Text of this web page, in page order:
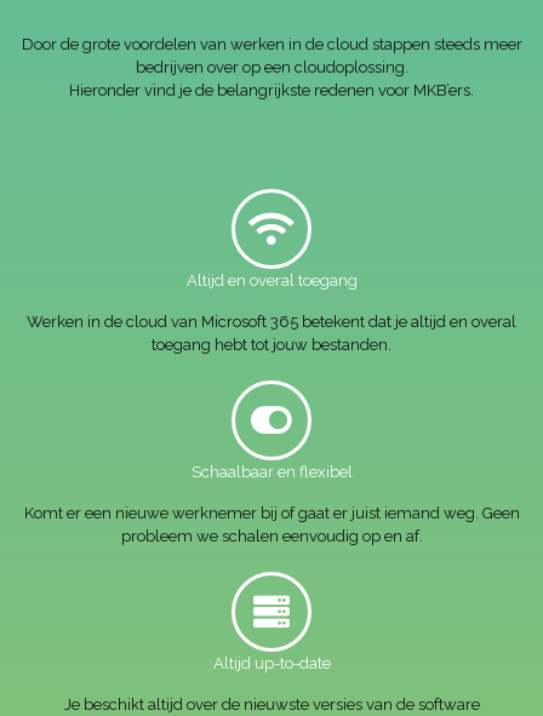
Door de grote voordelen van werken in de cloud stappen steeds meer
bedrijven over op een cloudoplossing.
Hieronder vind je de belangrijkste redenen voor MKB’ers.
Altijd en overal toegang
Werken in de cloud van Microsoft 365 betekent dat je altijd en overal
toegang hebt tot jouw bestanden.
Schaalbaar en flexibel
Komt er een nieuwe werknemer bij of gaat er juist iemand weg. Geen
probleem we schalen eenvoudig op en af.
Altijd up-to-date
Je beschikt altijd over de nieuwste versies van de software